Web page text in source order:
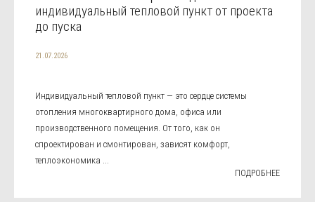
индивидуальный тепловой пункт от проекта
до пуска
21.07.2026
Индивидуальный тепловой пункт — это сердце системы
отопления многоквартирного дома, офиса или
производственного помещения. От того, как он
спроектирован и смонтирован, зависят комфорт,
теплоэкономика ...
ПОДРОБНЕЕ